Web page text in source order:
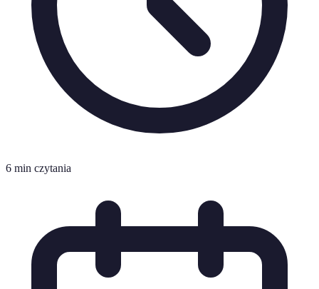
6 min czytania